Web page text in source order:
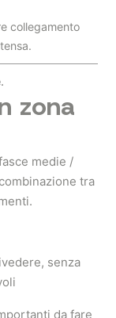
collegamento
zona
medie /
tra
senza
da fare